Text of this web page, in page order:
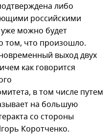
либо
российскими
можно будет
том, что произошло.
выход двух
как говорится
в том числе путем
на большую
со стороны
Коротченко.